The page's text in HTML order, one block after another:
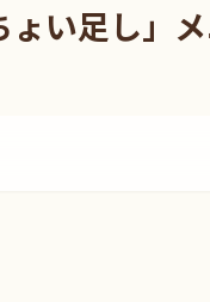
い足し」